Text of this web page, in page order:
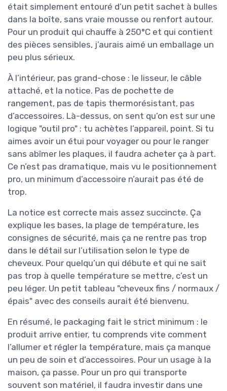
était simplement entouré d’un petit sachet à bulles
dans la boîte, sans vraie mousse ou renfort autour.
Pour un produit qui chauffe à 250°C et qui contient
des pièces sensibles, j’aurais aimé un emballage un
peu plus sérieux.
À l’intérieur, pas grand-chose : le lisseur, le câble
attaché, et la notice. Pas de pochette de
rangement, pas de tapis thermorésistant, pas
d’accessoires. Là-dessus, on sent qu’on est sur une
logique "outil pro" : tu achètes l’appareil, point. Si tu
aimes avoir un étui pour voyager ou pour le ranger
sans abîmer les plaques, il faudra acheter ça à part.
Ce n’est pas dramatique, mais vu le positionnement
pro, un minimum d’accessoire n’aurait pas été de
trop.
La notice est correcte mais assez succincte. Ça
explique les bases, la plage de température, les
consignes de sécurité, mais ça ne rentre pas trop
dans le détail sur l’utilisation selon le type de
cheveux. Pour quelqu’un qui débute et qui ne sait
pas trop à quelle température se mettre, c’est un
peu léger. Un petit tableau "cheveux fins / normaux /
épais" avec des conseils aurait été bienvenu.
En résumé, le packaging fait le strict minimum : le
produit arrive entier, tu comprends vite comment
l’allumer et régler la température, mais ça manque
un peu de soin et d’accessoires. Pour un usage à la
maison, ça passe. Pour un pro qui transporte
souvent son matériel, il faudra investir dans une